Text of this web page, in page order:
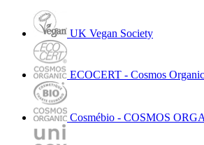
UK Vegan Society
ECOCERT - Cosmos Organic
Cosmébio - COSMOS